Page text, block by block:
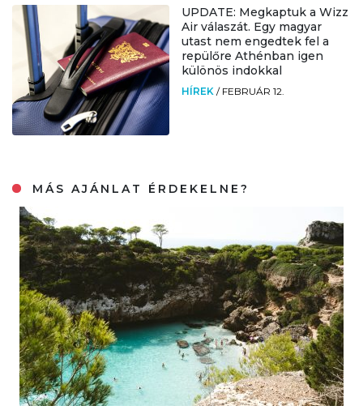
UPDATE: Megkaptuk a Wizz
Air válaszát. Egy magyar
utast nem engedtek fel a
repülőre Athénban igen
különös indokkal
HÍREK / FEBRUÁR 12.
MÁS AJÁNLAT ÉRDEKELNE?